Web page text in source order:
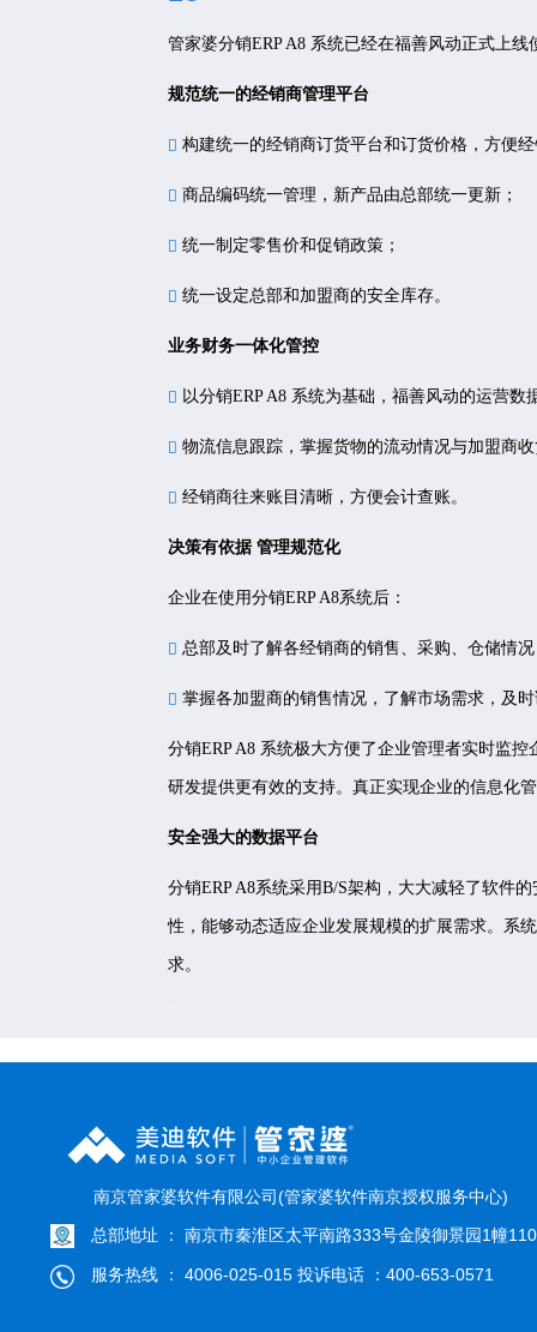
管家婆分销ERP A8 系统已经在福善风动正式上
规范统一的经销商管理平台
构建统一的经销商订货平台和订货价格，方便
商品编码统一管理，新产品由总部统一更新；
统一制定零售价和促销政策；
统一设定总部和加盟商的安全库存。
业务财务一体化管控
以分销ERP A8 系统为基础，福善风动的运营
物流信息跟踪，掌握货物的流动情况与加盟商
经销商往来账目清晰，方便会计查账。
决策有依据 管理规范化
企业在使用分销ERP A8系统后：
总部及时了解各经销商的销售、采购、仓储情
掌握各加盟商的销售情况，了解市场需求，及
分销ERP A8 系统极大方便了企业管理者实时监
研发提供更有效的支持。真正实现企业的信息化
安全强大的数据平台
分销ERP A8系统采用B/S架构，大大减轻了软件
性，能够动态适应企业发展规模的扩展需求。系
求。
南京管家婆软件有限公司(管家婆软件南京授权服务中心)
总部地址 ： 南京市秦淮区太平南路333号金陵御景园1幢
服务热线 ： 4006-025-015 投诉电话 ：400-653-0571